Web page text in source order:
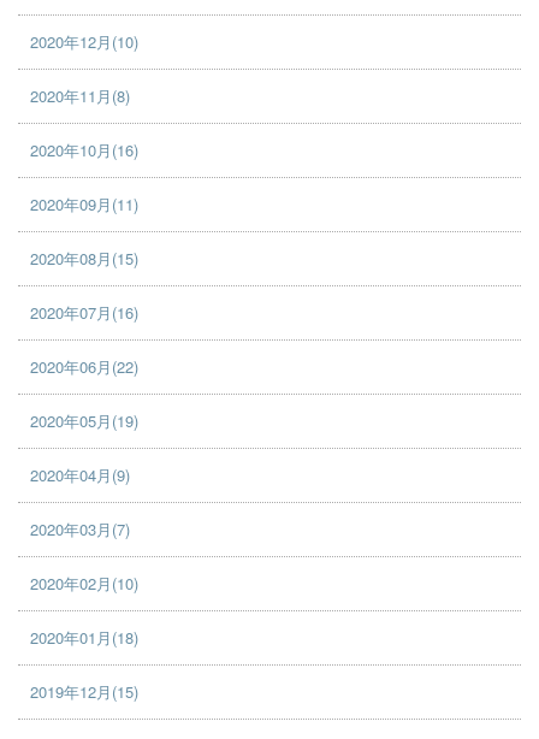
2020年12月(10)
2020年11月(8)
2020年10月(16)
2020年09月(11)
2020年08月(15)
2020年07月(16)
2020年06月(22)
2020年05月(19)
2020年04月(9)
2020年03月(7)
2020年02月(10)
2020年01月(18)
2019年12月(15)